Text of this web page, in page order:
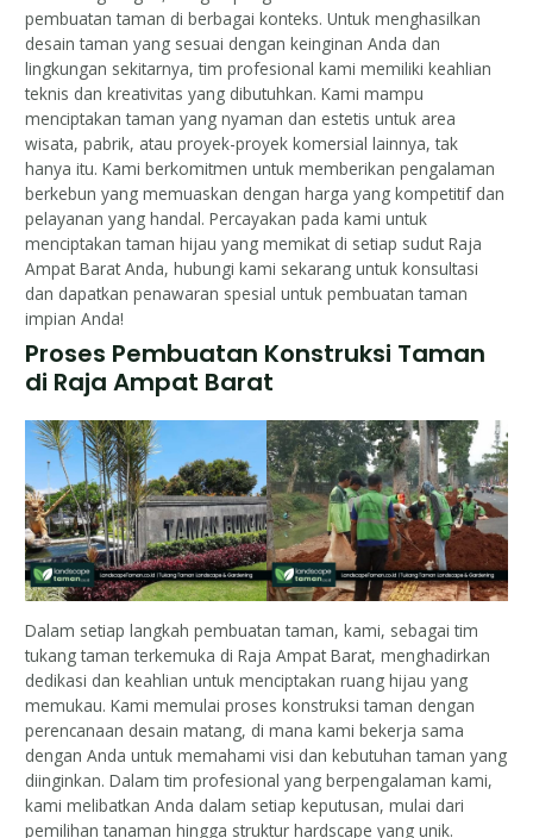
pembuatan taman di berbagai konteks. Untuk menghasilkan
desain taman yang sesuai dengan keinginan Anda dan
lingkungan sekitarnya, tim profesional kami memiliki keahlian
teknis dan kreativitas yang dibutuhkan. Kami mampu
menciptakan taman yang nyaman dan estetis untuk area
wisata, pabrik, atau proyek-proyek komersial lainnya, tak
hanya itu. Kami berkomitmen untuk memberikan pengalaman
berkebun yang memuaskan dengan harga yang kompetitif dan
pelayanan yang handal. Percayakan pada kami untuk
menciptakan taman hijau yang memikat di setiap sudut Raja
Ampat Barat Anda, hubungi kami sekarang untuk konsultasi
dan dapatkan penawaran spesial untuk pembuatan taman
impian Anda!
Proses Pembuatan Konstruksi Taman
di Raja Ampat Barat
Dalam setiap langkah pembuatan taman, kami, sebagai tim
tukang taman terkemuka di Raja Ampat Barat, menghadirkan
dedikasi dan keahlian untuk menciptakan ruang hijau yang
memukau. Kami memulai proses konstruksi taman dengan
perencanaan desain matang, di mana kami bekerja sama
dengan Anda untuk memahami visi dan kebutuhan taman yang
diinginkan. Dalam tim profesional yang berpengalaman kami,
kami melibatkan Anda dalam setiap keputusan, mulai dari
pemilihan tanaman hingga struktur hardscape yang unik.